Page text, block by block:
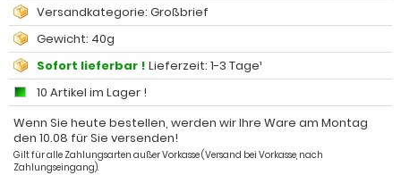
Versandkategorie: Großbrief
Gewicht: 40g
Sofort lieferbar ! Lieferzeit: 1-3 Tage¹
10 Artikel im Lager !
Wenn Sie heute bestellen, werden wir Ihre Ware am Montag
den 10.08 für Sie versenden!
Gilt für alle Zahlungsarten außer Vorkasse (Versand bei Vorkasse, nach
Zahlungseingang).